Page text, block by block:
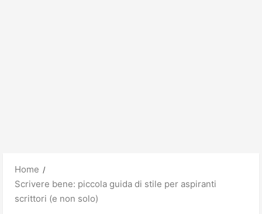
Home
Scrivere bene: piccola guida di stile per aspiranti
scrittori (e non solo)